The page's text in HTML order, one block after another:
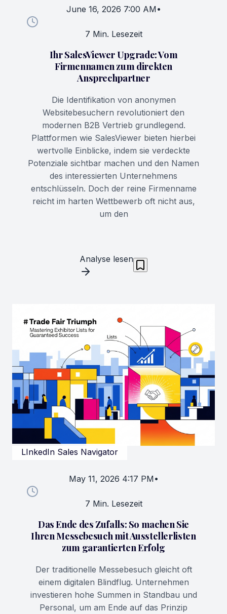
June 16, 2026 7:00 AM•
7 Min. Lesezeit
Ihr SalesViewer Upgrade: Vom
Firmennamen zum direkten
Ansprechpartner
Die Identifikation von anonymen
Websitebesuchern revolutioniert den
modernen B2B Vertrieb grundlegend.
Plattformen wie SalesViewer bieten hierbei
wertvolle Einblicke, indem sie verdeckte
Potenziale sichtbar machen und den Namen
des interessierten Unternehmens
entschlüsseln. Doch der reine Firmenname
reicht im harten Wettbewerb oft nicht aus,
um den
Analyse lesen
LInkedIn Sales Navigator
May 11, 2026 4:17 PM•
7 Min. Lesezeit
Das Ende des Zufalls: So machen Sie
Ihren Messebesuch mit Ausstellerlisten
zum garantierten Erfolg
Der traditionelle Messebesuch gleicht oft
einem digitalen Blindflug. Unternehmen
investieren hohe Summen in Standbau und
Personal, um am Ende auf das Prinzip